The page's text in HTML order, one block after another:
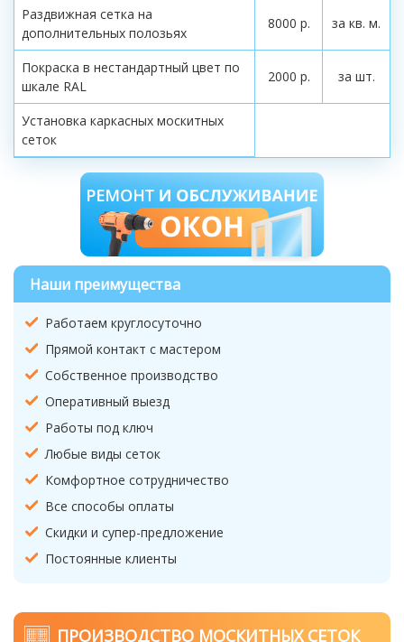
Наши преимущества
Работаем круглосуточно
Прямой контакт с мастером
Собственное производство
Оперативный выезд
Работы под ключ
Любые виды сеток
Комфортное сотрудничество
Все способы оплаты
Скидки и супер-предложение
Постоянные клиенты
ПРОИЗВОДСТВО МОСКИТНЫХ СЕТОК
Раздвижная сетка на
дополнительных полозьях
8000 р. за кв. м.
Покраска в нестандартный цвет по
шкале RAL
2000 р. за шт.
Установка каркасных москитных
сеток